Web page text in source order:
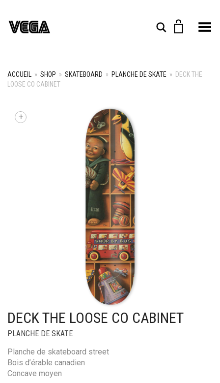
Rechercher
Toggle Menu
ACCUEIL » SHOP » SKATEBOARD » PLANCHE DE SKATE » DECK THE
LOOSE CO CABINET
+
DECK THE LOOSE CO CABINET
PLANCHE DE SKATE
Planche de skateboard street
Bois d’érable canadien
Concave moyen